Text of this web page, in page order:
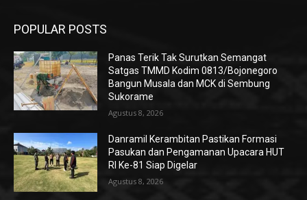
POPULAR POSTS
Panas Terik Tak Surutkan Semangat
Satgas TMMD Kodim 0813/Bojonegoro
Bangun Musala dan MCK di Sembung
Sukorame
Agustus 8, 2026
Danramil Kerambitan Pastikan Formasi
Pasukan dan Pengamanan Upacara HUT
RI Ke-81 Siap Digelar
Agustus 8, 2026